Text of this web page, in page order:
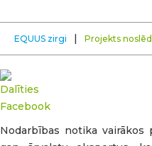
EQUUS zirgi | Projekts
Nodarbības notika vairākos